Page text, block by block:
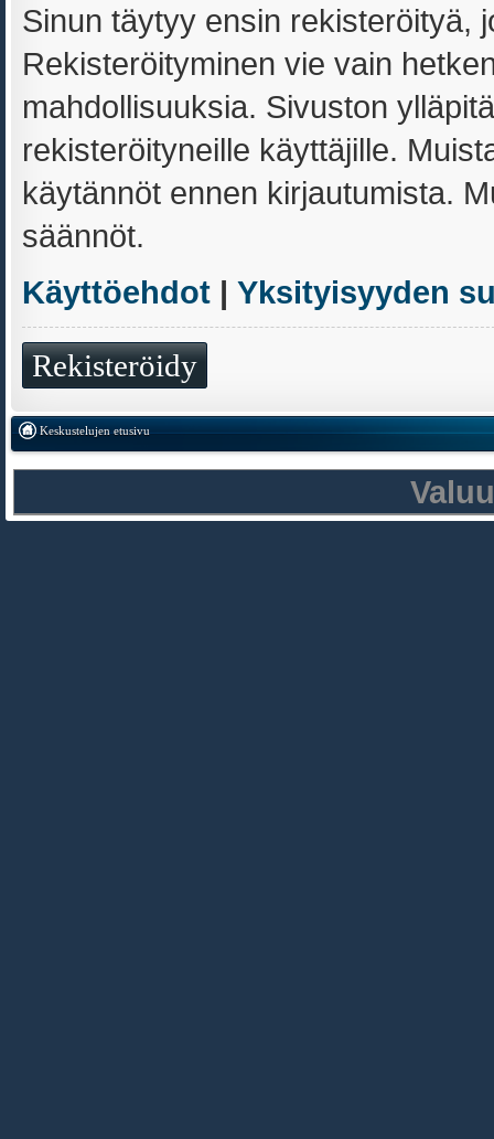
Sinun täytyy ensin rekisteröityä,
Rekisteröityminen vie vain
mahdollisuuksia. Sivuston
rekisteröityneille käyttäjille.
käytännöt ennen kirjautumista.
säännöt.
Käyttöehdot | Yksityisyyden
Rekisteröidy
Keskustelujen etusivu